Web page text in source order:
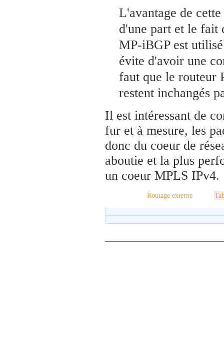
L'avantage de
d'une part et le fait
MP-iBGP est
évite d'avoir une
faut que le routeur
restent inchangés
Il est intéressant de
fur et à mesure, les
donc du coeur de
aboutie et la plus
un coeur MPLS IPv4.
Routage externe